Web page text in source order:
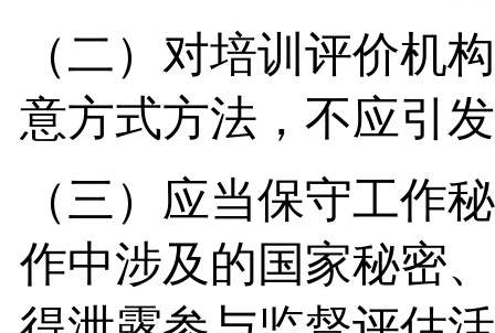
（二）对培训评价机
意方式方法，不应引
（三）应当保守工作
作中涉及的国家秘密